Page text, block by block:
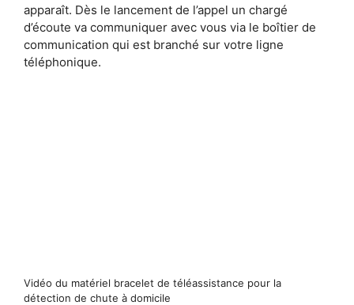
apparaît. Dès le lancement de l’appel un chargé
d’écoute va communiquer avec vous via le boîtier de
communication qui est branché sur votre ligne
téléphonique.
Vidéo du matériel bracelet de téléassistance pour la
détection de chute à domicile